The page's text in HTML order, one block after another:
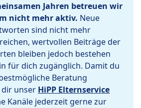
Jahren betreuen wir
nicht mehr aktiv. Neue
sind nicht mehr
wertvollen Beiträge der
bleiben jedoch bestehen
für dich zugänglich. Damit du
Beratung
unser HiPP Elternservice
Kanäle jederzeit gerne zur